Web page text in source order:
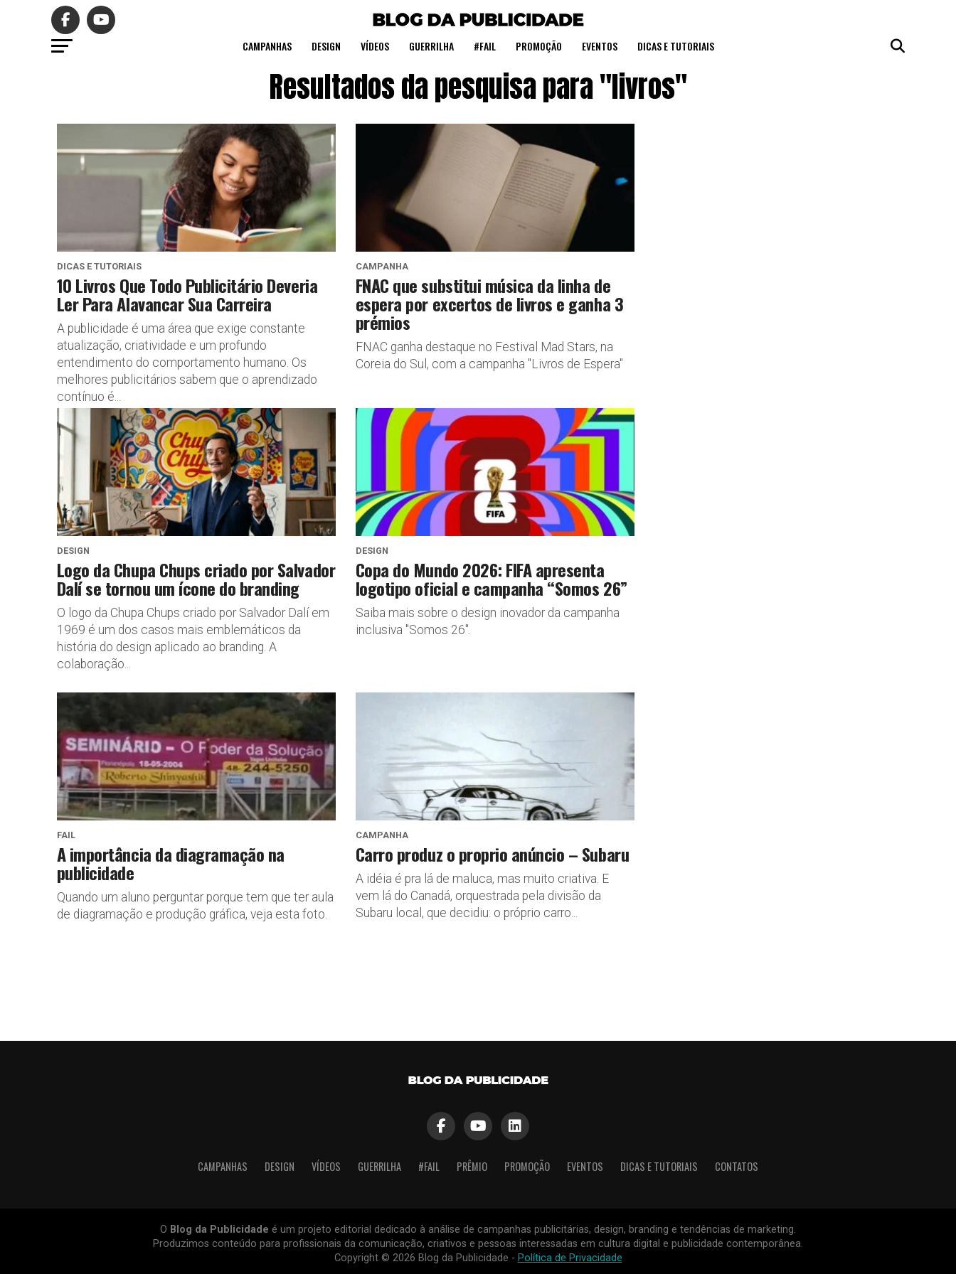
CAMPANHAS DESIGN VÍDEOS GUERRILHA #FAIL PROMOÇÃO EVENTOS DICAS E TUTORIAIS
Resultados da pesquisa para "livros"
DICAS E TUTORIAIS
10 Livros Que Todo Publicitário Deveria
Ler Para Alavancar Sua Carreira
A publicidade é uma área que exige constante
atualização, criatividade e um profundo
entendimento do comportamento humano. Os
melhores publicitários sabem que o aprendizado
contínuo é...
CAMPANHA
FNAC que substitui música da linha de
espera por excertos de livros e ganha 3
prémios
FNAC ganha destaque no Festival Mad Stars, na
Coreia do Sul, com a campanha "Livros de Espera"
DESIGN
Logo da Chupa Chups criado por Salvador
Dalí se tornou um ícone do branding
O logo da Chupa Chups criado por Salvador Dalí em
1969 é um dos casos mais emblemáticos da
história do design aplicado ao branding. A
colaboração...
DESIGN
Copa do Mundo 2026: FIFA apresenta
logotipo oficial e campanha “Somos 26”
Saiba mais sobre o design inovador da campanha
inclusiva "Somos 26".
FAIL
A importância da diagramação na
publicidade
Quando um aluno perguntar porque tem que ter aula
de diagramação e produção gráfica, veja esta foto.
CAMPANHA
Carro produz o proprio anúncio – Subaru
A idéia é pra lá de maluca, mas muito criativa. E
vem lá do Canadá, orquestrada pela divisão da
Subaru local, que decidiu: o próprio carro...
CAMPANHAS DESIGN VÍDEOS GUERRILHA #FAIL PRÊMIO PROMOÇÃO EVENTOS DICAS E TUTORIAIS CONTATOS
O Blog da Publicidade é um projeto editorial dedicado à análise de campanhas publicitárias, design, branding e tendências de marketing.
Produzimos conteúdo para profissionais da comunicação, criativos e pessoas interessadas em cultura digital e publicidade contemporânea.
Copyright © 2026 Blog da Publicidade - Política de Privacidade